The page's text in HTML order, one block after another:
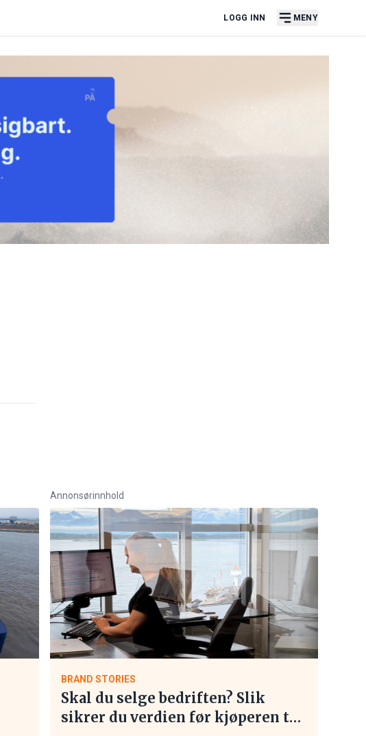
LOGG INN MENY
Annonsørinnhold
BRAND STORIES
Skal du selge bedriften? Slik
sikrer du verdien før kjøperen tar